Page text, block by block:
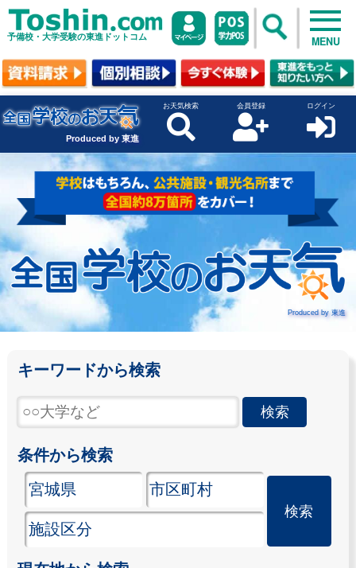
予備校・大学受験の東進ドットコム MENU
Produced by 東進
お天気検索 会員登録 ログイン
Produced by 東進
キーワードから検索
条件から検索